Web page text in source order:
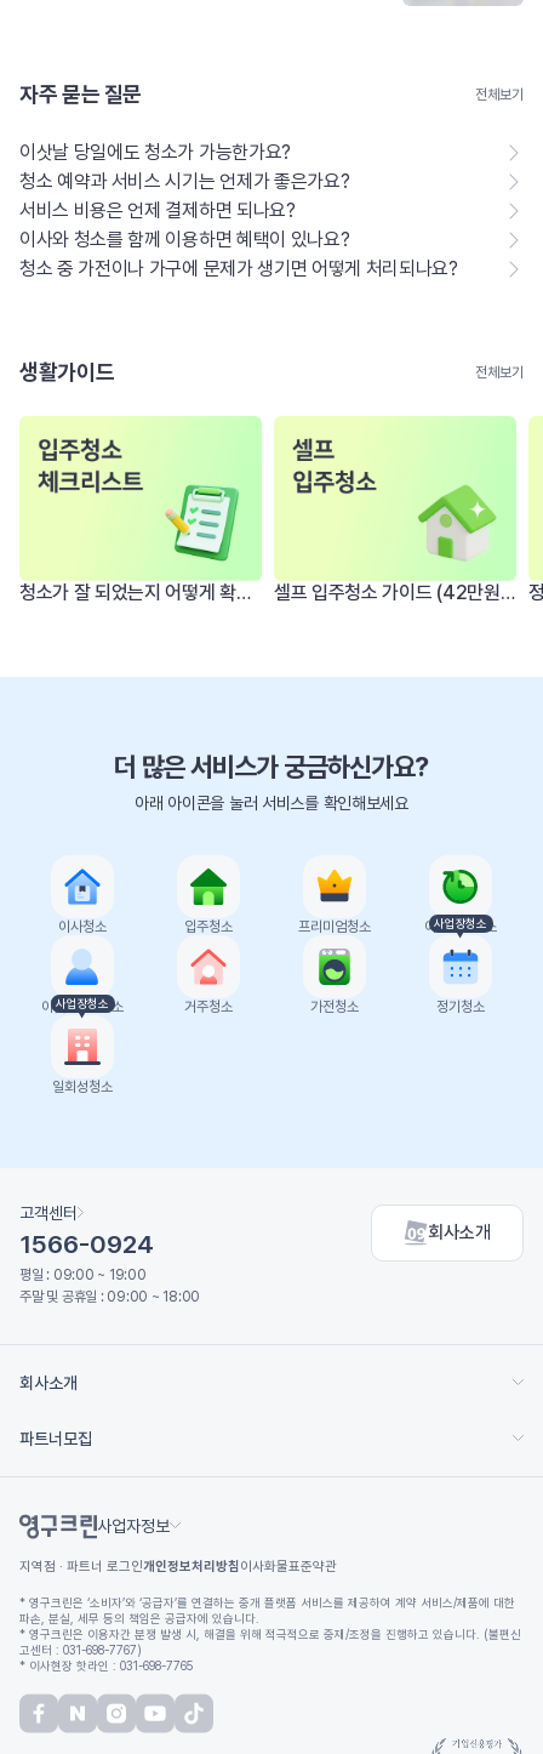
자주 묻는 질문
이삿날 당일에도 청소가 가능한가요?
청소 예약과 서비스 시기는 언제가 좋은가요?
서비스 비용은 언제 결제하면 되나요?
이사와 청소를 함께 이용하면 혜택이 있나요?
청소 중 가전이나 가구에 문제가 생기면 어떻게 처리되나요?
전체보기
생활가이드
청소가 잘 되었는지 어떻게 확인하죠? 입주 전 청소 체크리스트 셀프 입주청소 가이드 (42만원 아낄 수 있는 집은 따로 있다)
전체보기
더 많은 서비스가 궁금하신가요?
아래 아이콘을 눌러 서비스를 확인해보세요
이사청소 입주청소 프리미엄청소 이사당일청소
이삿날 1인청소 거주청소 가전청소
사업장청소
정기청소
사업장청소
일회성청소
고객센터
1566-0924
평일 : 09:00 ~ 19:00
주말 및 공휴일 : 09:00 ~ 18:00
회사소개
회사소개
파트너모집
사업자정보
지역점 · 파트너 로그인개인정보처리방침 이사화물표준약관
* 영구크린은 ‘소비자’와 ‘공급자’를 연결하는 중개 플랫폼 서비스를 제공하여 계약 서비스/제품에 대한
파손, 분실, 세무 등의 책임은 공급자에 있습니다.
* 영구크린은 이용자간 분쟁 발생 시, 해결을 위해 적극적으로 중재/조정을 진행하고 있습니다. (불편신
고센터 : 031-698-7767)
* 이사현장 핫라인 : 031-698-7765